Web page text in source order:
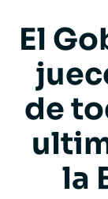
El
de
la